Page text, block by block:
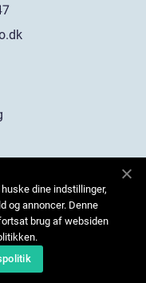
dine indstillinger,
og annoncer. Denne
brug af websiden